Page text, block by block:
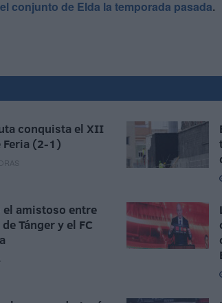
conjunto de Elda la temporada pasada.
conquista el XII
Feria (2-1)
el amistoso entre
Tánger y el FC